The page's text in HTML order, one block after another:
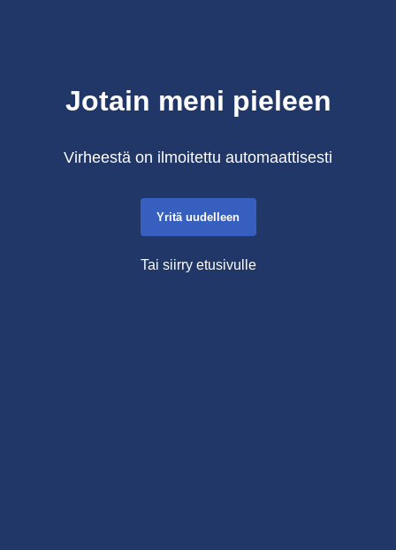
Jotain meni pieleen
Virheestä on ilmoitettu automaattisesti
Yritä uudelleen
Tai siirry etusivulle